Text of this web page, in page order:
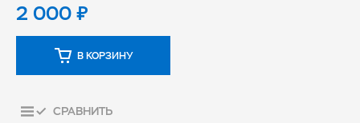
2 000₽
В КОРЗИНУ
СРАВНИТЬ